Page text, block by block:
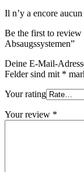
Il n’y a encore
Be the first to
Absaugssystemen”
Deine E-Mail-
Felder sind mit *
Your rating
Your review *